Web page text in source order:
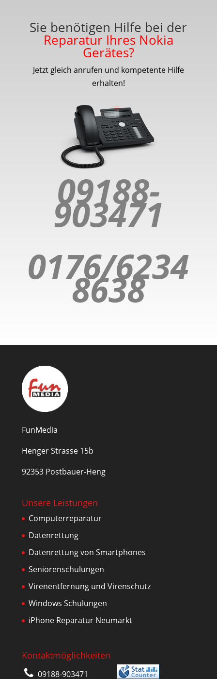
Sie benötigen Hilfe bei der
Reparatur Ihres Nokia
Gerätes?
Jetzt gleich anrufen und kompetente Hilfe
erhalten!
09188-
903471
0176/6234
8638
FunMedia
Henger Strasse 15b
92353 Postbauer-Heng
Unsere Leistungen
Computerreparatur
Datenrettung
Datenrettung von Smartphones
Seniorenschulungen
Virenentfernung und Virenschutz
Windows Schulungen
iPhone Reparatur Neumarkt
Kontaktmöglichkeiten
09188-903471